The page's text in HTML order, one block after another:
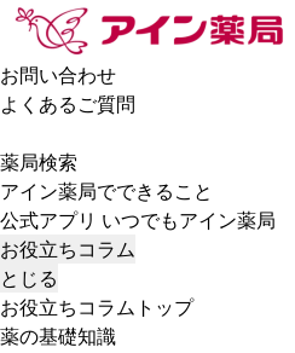
お問い合わせ
よくあるご質問
薬局検索
アイン薬局でできること
公式アプリ いつでもアイン薬局
お役立ちコラム
とじる
お役立ちコラムトップ
薬の基礎知識